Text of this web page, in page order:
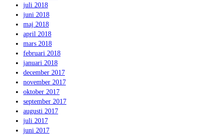
juli 2018
juni 2018
maj 2018
april 2018
mars 2018
februari 2018
januari 2018
december 2017
november 2017
oktober 2017
september 2017
augusti 2017
juli 2017
juni 2017